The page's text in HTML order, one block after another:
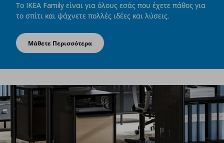
Το IKEA Family είναι για όλους εσάς που έχετε πάθος για
το σπίτι και ψάχνετε πολλές ιδέες και λύσεις.
Μάθετε Περισσότερα